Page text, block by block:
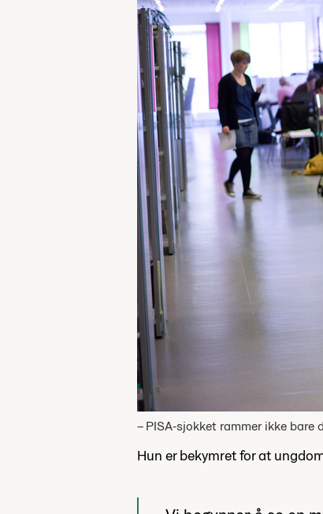
– PISA-sjokket rammer ikke
Hun er bekymret for at